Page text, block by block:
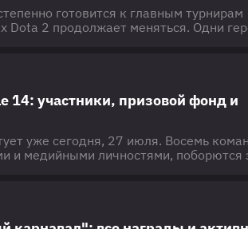
готовится к главным турнирам
Dota 2 продолжает меняться. Одни
В этом материале мы собрали героев
прибавили в винрейте за
14: участники, призовой фонд и
уже сегодня, 27 июля. Восемь
и медийными личностями, поборются
призового фонда и другие
14. Формат